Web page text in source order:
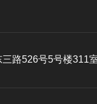
三路526号5号楼311